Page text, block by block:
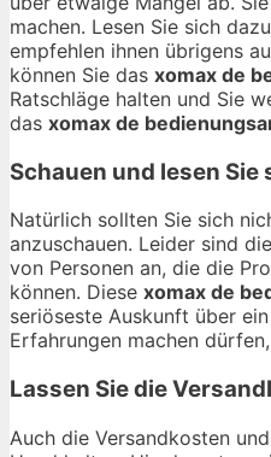
machen. Lesen Sie sich
empfehlen ihnen übrigens
können Sie das xomax de
Ratschläge halten und Sie
das xomax de
Schauen und lesen Sie
Natürlich sollten Sie sich
anzuschauen. Leider sind
von Personen an, die die
können. Diese xomax de
seriöseste Auskunft über
Erfahrungen machen
Lassen Sie die
Auch die Versandkosten